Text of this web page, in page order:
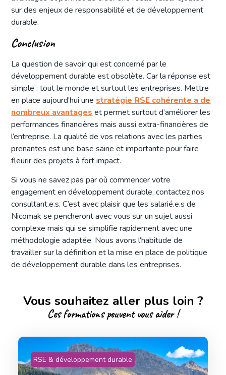
sur des enjeux de responsabilité et de développement
durable.
Conclusion
La question de savoir qui est concerné par le
développement durable est obsolète. Car la réponse est
simple : tout le monde et surtout les entreprises. Mettre
en place aujourd’hui une stratégie RSE cohérente a de
nombreux avantages et permet surtout d’améliorer les
performances financières mais aussi extra-financières de
l’entreprise. La qualité de vos relations avec les parties
prenantes est une base saine et importante pour faire
fleurir des projets à fort impact.
Si vous ne savez pas par où commencer votre
engagement en développement durable, contactez nos
consultant.e.s. C’est avec plaisir que les salarié.e.s de
Nicomak se pencheront avec vous sur un sujet aussi
complexe mais qui se simplifie rapidement avec une
méthodologie adaptée. Nous avons l’habitude de
travailler sur la définition et la mise en place de politique
de développement durable dans les entreprises.
Vous souhaitez aller plus loin ?
Ces formations peuvent vous aider !
RSE & développement durable